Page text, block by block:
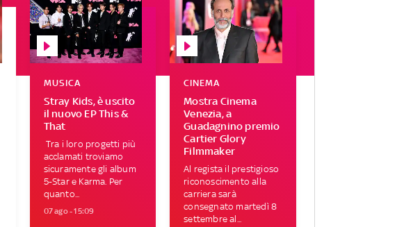
Stray Kids, è uscito
il nuovo EP This &
That
MUSICA
Tra i loro progetti più
acclamati troviamo
sicuramente gli album
5-Star e Karma. Per
quanto...
07 ago - 15:09
Mostra Cinema
Venezia, a
Guadagnino premio
Cartier Glory
Filmmaker
CINEMA
Al regista il prestigioso
riconoscimento alla
carriera sarà
consegnato martedì 8
settembre al...